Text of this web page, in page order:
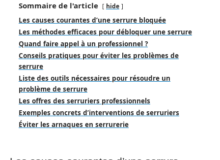
Sommaire de l'article hide
Les causes courantes d’une serrure bloquée
Les méthodes efficaces pour débloquer une serrure
Quand faire appel à un professionnel ?
Conseils pratiques pour éviter les problèmes de
serrure
Liste des outils nécessaires pour résoudre un
problème de serrure
Les offres des serruriers professionnels
Exemples concrets d’interventions de serruriers
Éviter les arnaques en serrurerie